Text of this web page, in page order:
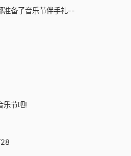
准备了音乐节伴手礼--
乐节吧!